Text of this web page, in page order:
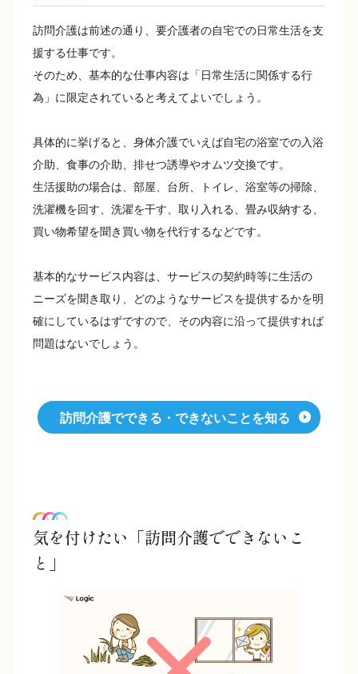
訪問介護は前述の通り、要介護者の自宅での日常生活を支
援する仕事です。
そのため、基本的な仕事内容は「日常生活に関係する行
為」に限定されていると考えてよいでしょう。
具体的に挙げると、身体介護でいえば自宅の浴室での入浴
介助、食事の介助、排せつ誘導やオムツ交換です。
生活援助の場合は、部屋、台所、トイレ、浴室等の掃除、
洗濯機を回す、洗濯を干す、取り入れる、畳み収納する、
買い物希望を聞き買い物を代行するなどです。
基本的なサービス内容は、サービスの契約時等に生活の
ニーズを聞き取り、どのようなサービスを提供するかを明
確にしているはずですので、その内容に沿って提供すれば
問題はないでしょう。
訪問介護でできる・できないことを知る
気を付けたい「訪問介護でできないこ
と」